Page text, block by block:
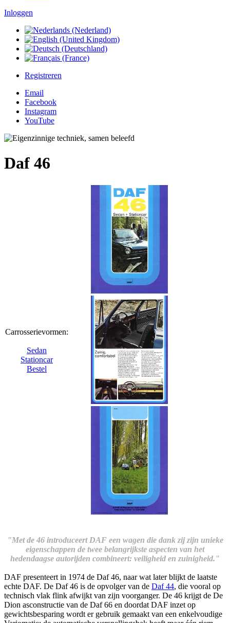
Inloggen
Registreren
Email
Facebook
Instagram
YouTube
Daf 46
Carrosserievormen:
Sedan
Stationcar
Bestel
"Met de 46 introduceert DAF een wagen die dank zij zijn unieke
eigenschappen de twee belangrijkste aspecten van het
hedendaagse autorijden combineert: veiligheid en zuinigheid."
DAF presenteert in 1974 de Daf 46, naar wat later blijkt de laatste
echte DAF. De Daf 46 is de opvolger van de Daf 44, die vooral op
technisch vlak flink afwijkt van zijn voorganger. De 46 krijgt de De
Dion asconstructie van de Daf 66 en doordat DAF inzet op
gewichtsbesparing wordt er gebruik gemaakt van een enkelvoudige